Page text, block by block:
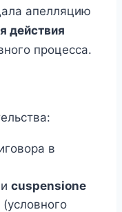
апелляцию
действия
процесса.
в
сuspensione
(условного